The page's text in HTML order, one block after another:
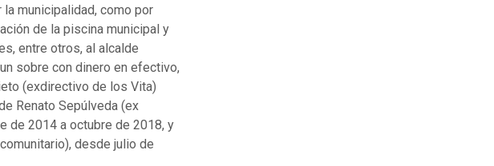
municipalidad, como por
de la piscina municipal y
entre otros, al alcalde
sobre con dinero en efectivo,
(exdirectivo de los Vita)
Renato Sepúlveda (ex
de 2014 a octubre de 2018, y
desde julio de